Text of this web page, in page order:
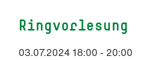
Ringvorlesung
03.07.2024 18:00 - 20:00